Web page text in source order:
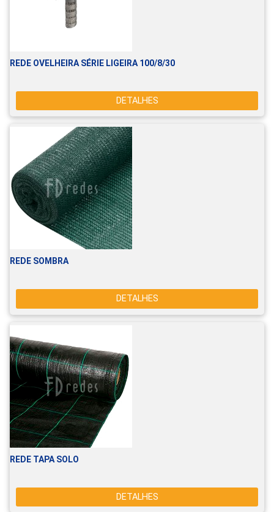
REDE OVELHEIRA SÉRIE LIGEIRA 100/8/30
DETALHES
REDE SOMBRA
DETALHES
REDE TAPA SOLO
DETALHES